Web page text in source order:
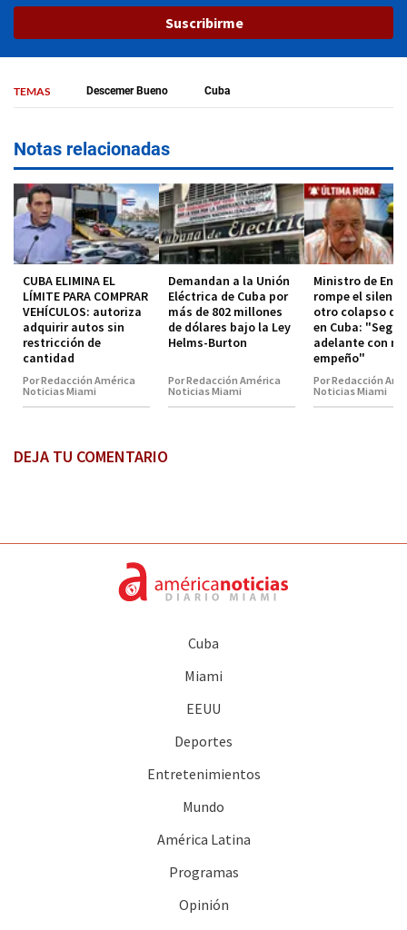
Suscribirme
TEMAS Descemer Bueno Cuba
Notas relacionadas
CUBA ELIMINA EL
LÍMITE PARA COMPRAR
VEHÍCULOS: autoriza
adquirir autos sin
restricción de
cantidad
Por Redacción América
Noticias Miami
Demandan a la Unión
Eléctrica de Cuba por
más de 802 millones
de dólares bajo la Ley
Helms-Burton
Por Redacción América
Noticias Miami
Ministro de
rompe el
otro colapso del
en Cuba:
adelante con
empeño"
Por Redacción
Noticias Miami
DEJA TU COMENTARIO
Cuba
Miami
EEUU
Deportes
Entretenimientos
Mundo
América Latina
Programas
Opinión